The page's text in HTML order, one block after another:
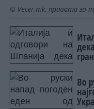
© Vecer.mk, правата за
Во